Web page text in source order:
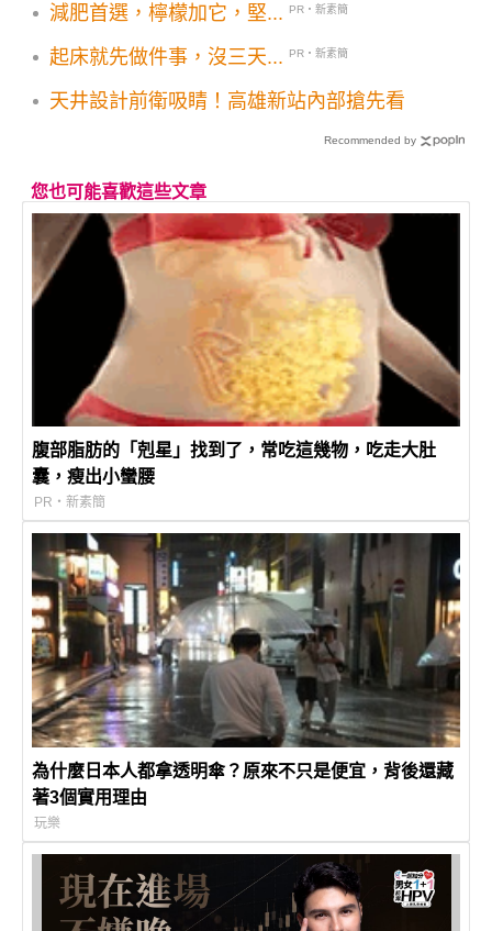
課
減肥首選，檸檬加它，堅... PR・新素簡
起床就先做件事，沒三天... PR・新素簡
天井設計前衛吸睛！高雄新站內部搶先看
Recommended by
您也可能喜歡這些文章
腹部脂肪的「剋星」找到了，常吃這幾物，吃走大肚
囊，瘦出小蠻腰
PR・新素簡
為什麼日本人都拿透明傘？原來不只是便宜，背後還藏
著3個實用理由
玩樂